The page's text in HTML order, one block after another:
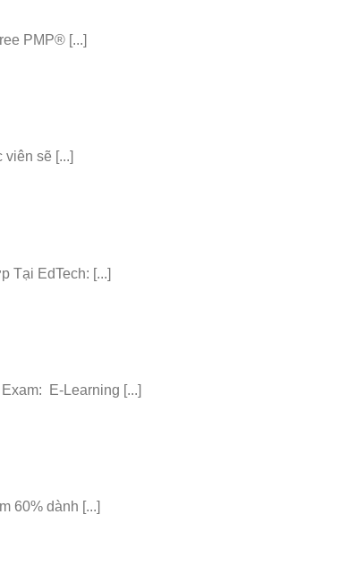
PMP® [...]
sẽ [...]
Tại EdTech: [...]
E-Learning [...]
60% dành [...]